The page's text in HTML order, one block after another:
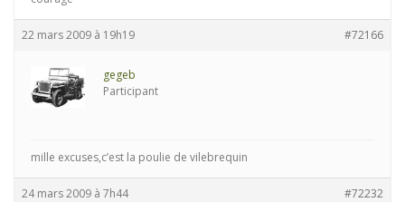
22 mars 2009 à 19h19 #72166
gegeb
Participant
mille excuses,c’est la poulie de vilebrequin
24 mars 2009 à 7h44 #72232